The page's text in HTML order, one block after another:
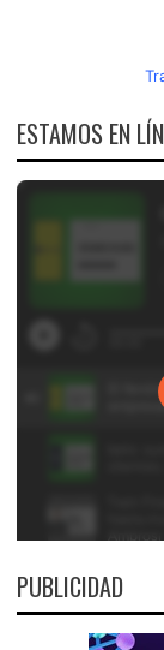
ESTAMOS EN
PUBLICIDAD